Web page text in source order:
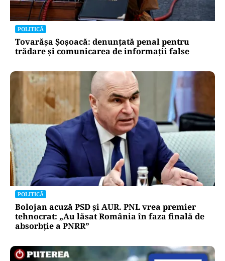
POLITICĂ
Tovarășa Șoșoacă: denunțată penal pentru
trădare și comunicarea de informații false
POLITICĂ
Bolojan acuză PSD și AUR. PNL vrea premier
tehnocrat: „Au lăsat România în faza finală de
absorbţie a PNRR”